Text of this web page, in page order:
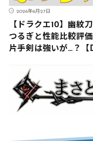
2026年6月27日
【ドラクエ10】幽紋
つるぎと性能比較評
片手剣は強いが…？【